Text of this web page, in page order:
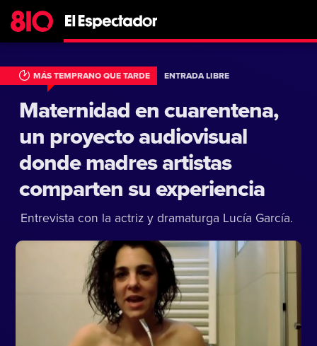
MÁS TEMPRANO QUE TARDE ENTRADA LIBRE
Maternidad en cuarentena,
un proyecto audiovisual
donde madres artistas
comparten su experiencia
Entrevista con la actriz y dramaturga Lucía García.